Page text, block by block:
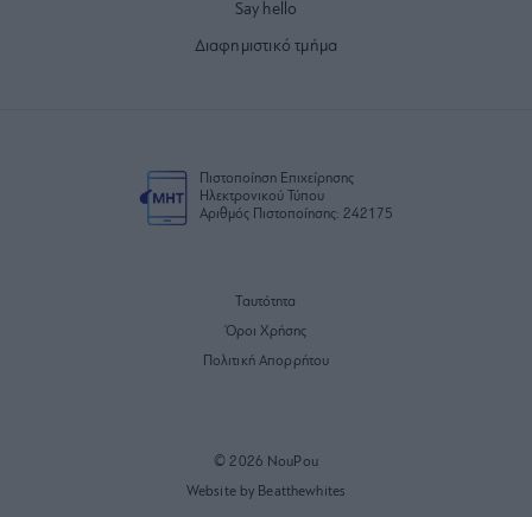
Say hello
Διαφημιστικό τμήμα
Πιστοποίηση Επιχείρησης
Ηλεκτρονικού Τύπου
Αριθμός Πιστοποίησης: 242175
Ταυτότητα
Όροι Χρήσης
Πολιτική Απορρήτου
© 2026 NouPou
Website by Beatthewhites